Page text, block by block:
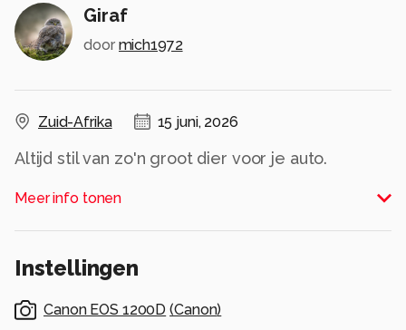
Giraf
door mich1972
Zuid-Afrika 15 juni, 2026
Altijd stil van zo'n groot dier voor je auto.
Meer info tonen
Instellingen
Canon EOS 1200D (Canon)